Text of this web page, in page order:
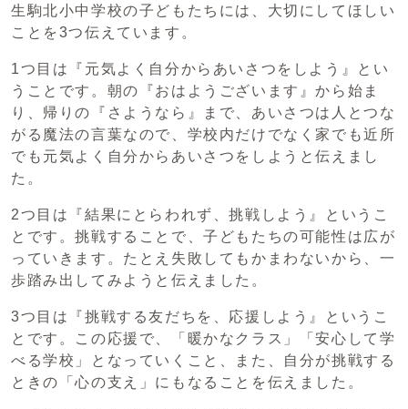
生駒北小中学校の子どもたちには、大切にしてほしい
ことを3つ伝えています。
1つ目は『元気よく自分からあいさつをしよう』とい
うことです。朝の『おはようございます』から始ま
り、帰りの『さようなら』まで、あいさつは人とつな
がる魔法の言葉なので、学校内だけでなく家でも近所
でも元気よく自分からあいさつをしようと伝えまし
た。
2つ目は『結果にとらわれず、挑戦しよう』というこ
とです。挑戦することで、子どもたちの可能性は広が
っていきます。たとえ失敗してもかまわないから、一
歩踏み出してみようと伝えました。
3つ目は『挑戦する友だちを、応援しよう』というこ
とです。この応援で、「暖かなクラス」「安心して学
べる学校」となっていくこと、また、自分が挑戦する
ときの「心の支え」にもなることを伝えました。